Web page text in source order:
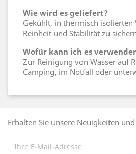
Wie wird es geliefert?
Gekühlt, in thermisch isolierten
Reinheit und Stabilität zu
Wofür kann ich es
Zur Reinigung von Wasser auf
Camping, im Notfall oder
Erhalten Sie unsere Neuigkeiten